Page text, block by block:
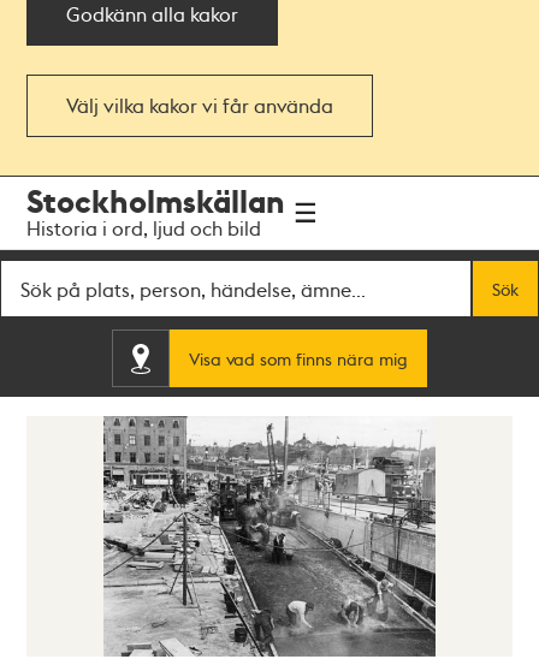
Godkänn alla kakor
Välj vilka kakor vi får använda
navigationen
huvudinnehållet
Stockholmskällan
Historia i ord, ljud och bild
Sök
Visa vad som finns nära mig